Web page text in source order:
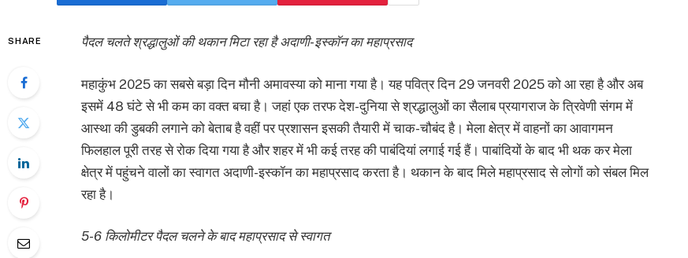
SHARE पैदल चलते श्रद्धालुओं की थकान मिटा रहा है अदाणी-इस्कॉन का महाप्रसाद
महाकुंभ 2025 का सबसे बड़ा दिन मौनी अमावस्या को माना गया है। यह पवित्र दिन 29 जनवरी 2025 को आ रहा है और अब
इसमें 48 घंटे से भी कम का वक्त बचा है। जहां एक तरफ देश-दुनिया से श्रद्धालुओं का सैलाब प्रयागराज के त्रिवेणी संगम में
आस्था की डुबकी लगाने को बेताब है वहीं पर प्रशासन इसकी तैयारी में चाक-चौबंद है। मेला क्षेत्र में वाहनों का आवागमन
फिलहाल पूरी तरह से रोक दिया गया है और शहर में भी कई तरह की पाबंदियां लगाई गई हैं। पाबांदियों के बाद भी थक कर मेला
क्षेत्र में पहुंचने वालों का स्वागत अदाणी-इस्कॉन का महाप्रसाद करता है। थकान के बाद मिले महाप्रसाद से लोगों को संबल मिल
रहा है।
5-6 किलोमीटर पैदल चलने के बाद महाप्रसाद से स्वागत